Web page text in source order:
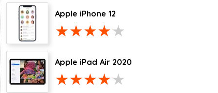
Apple iPhone 12
Apple iPad Air 2020